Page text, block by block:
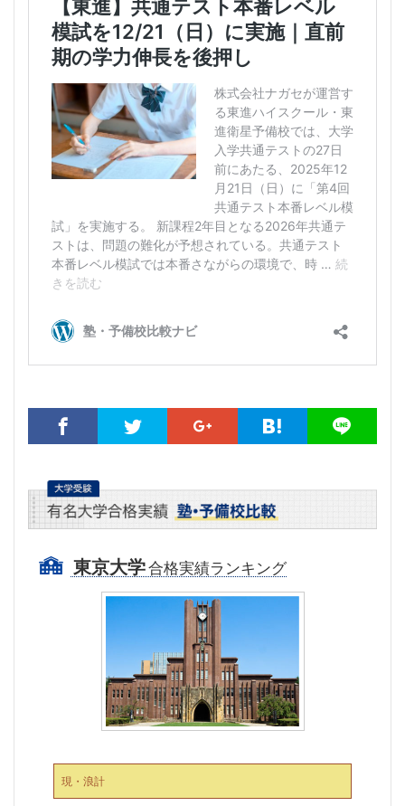
東京大学合格実績ランキング
現・浪計